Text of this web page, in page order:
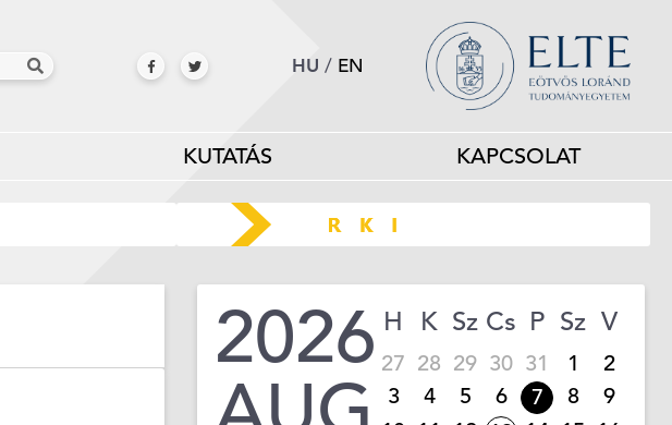
HU / EN
KUTATÁS KAPCSOLAT
2026 H K Sz Cs P Sz V
27 28 29 30 31 1
2
3
4 5 6 7 8
9